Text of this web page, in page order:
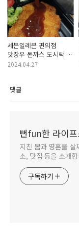
세븐일레븐 편의점
맛장우 돈까스 도시락 &
전주식 비빔밥 굿굿!!
2024.04.27
댓글
뻔fun한 라이프
지친 몸과 영혼을 살
소, 맛집 등을 소개
구독하기